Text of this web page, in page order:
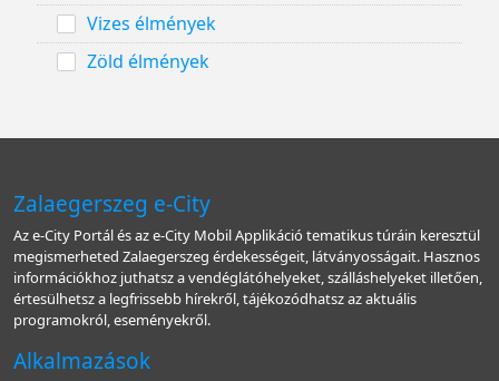
Vizes élmények
Zöld élmények
Zalaegerszeg e-City
Az e-City Portál és az e-City Mobil Applikáció tematikus túráin keresztül
megismerheted Zalaegerszeg érdekességeit, látványosságait. Hasznos
információkhoz juthatsz a vendéglátóhelyeket, szálláshelyeket illetően,
értesülhetsz a legfrissebb hírekről, tájékozódhatsz az aktuális
programokról, eseményekről.
Alkalmazások